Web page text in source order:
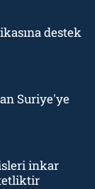
destek
Suriye'ye
inkar